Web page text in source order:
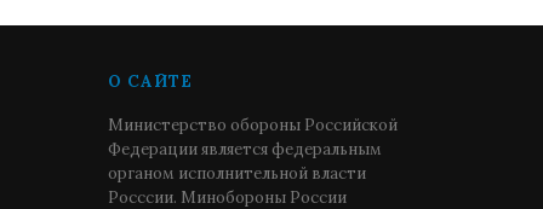
О САЙТЕ
Министерство обороны Российской
Федерации является федеральным
органом исполнительной власти
Росссии. Минобороны России